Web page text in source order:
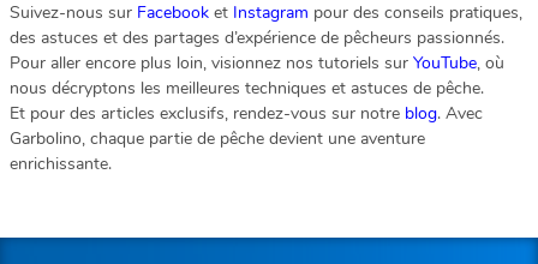
Suivez-nous sur Facebook et Instagram pour des conseils pratiques,
des astuces et des partages d’expérience de pêcheurs passionnés.
Pour aller encore plus loin, visionnez nos tutoriels sur YouTube, où
nous décryptons les meilleures techniques et astuces de pêche.
Et pour des articles exclusifs, rendez-vous sur notre blog. Avec
Garbolino, chaque partie de pêche devient une aventure
enrichissante.